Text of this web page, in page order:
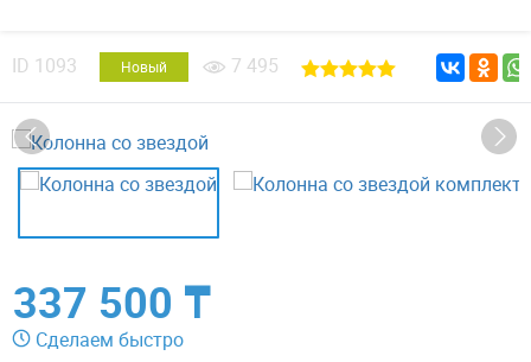
ID 1093 Новый 7 495
337 500 ₸
Сделаем быстро